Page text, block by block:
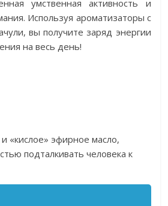
умственная активность и
Используя ароматизаторы с
вы получите заряд энергии
на весь день!
«кислое» эфирное масло,
подталкивать человека к